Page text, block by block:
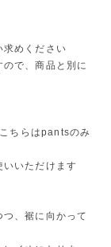
めください
で、商品と別に
ちらはpantsのみ
いただけます
、裾に向かって